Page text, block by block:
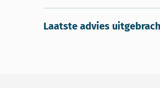
Laatste advies